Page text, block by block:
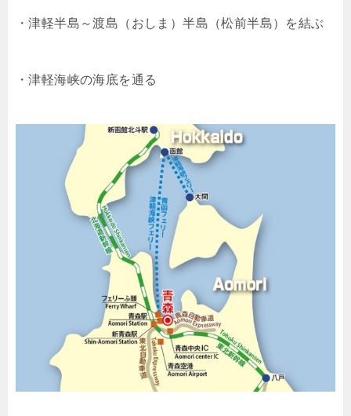
・津軽半島～渡島（おしま）半島 （松前半島）を結ぶ
・津軽海峡の海底を通る